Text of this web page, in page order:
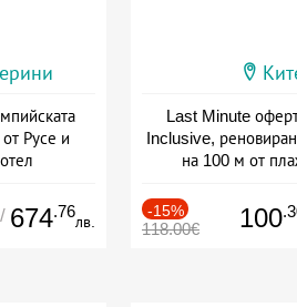
Русе и
/ 674.76
лв.
Last Minute
Inclusive,
на 100 м от
-15%
118.00€ 100